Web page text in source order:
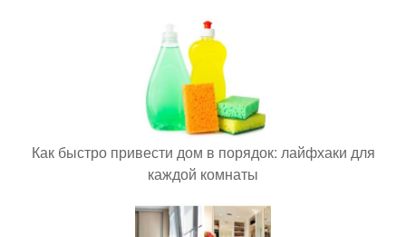
Как быстро привести дом в порядок: лайфхаки для
каждой комнаты